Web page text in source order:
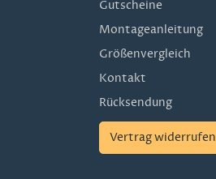
Gutscheine
Montageanleitung
Größenvergleich
Kontakt
Rücksendung
Vertrag widerrufen